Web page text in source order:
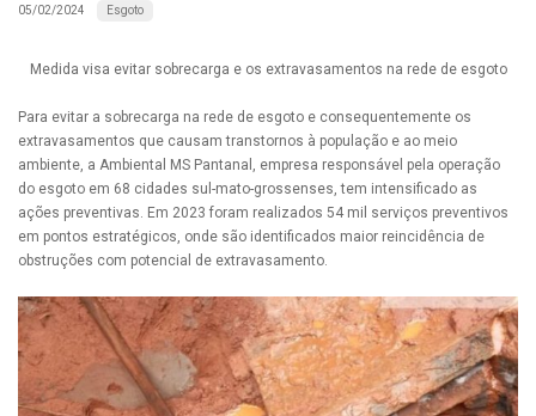
05/02/2024 Esgoto
Medida visa evitar sobrecarga e os extravasamentos na rede de esgoto
Para evitar a sobrecarga na rede de esgoto e consequentemente os
extravasamentos que causam transtornos à população e ao meio
ambiente, a Ambiental MS Pantanal, empresa responsável pela operação
do esgoto em 68 cidades sul-mato-grossenses, tem intensificado as
ações preventivas. Em 2023 foram realizados 54 mil serviços preventivos
em pontos estratégicos, onde são identificados maior reincidência de
obstruções com potencial de extravasamento.